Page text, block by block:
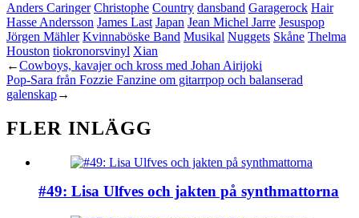
Anders Caringer Christophe Country dansband Garagerock Hair
Hasse Andersson James Last Japan Jean Michel Jarre Jesuspop
Jörgen Mähler Kvinnaböske Band Musikal Nuggets Skåne Thelma
Houston tiokronorsvinyl Xian
←Cowboys, kavajer och kross med Johan Airijoki
Pop-Sara från Fozzie Fanzine om gitarrpop och balanserad
galenskap→
FLER INLÄGG
#49: Lisa Ulfves och jakten på synthmattorna